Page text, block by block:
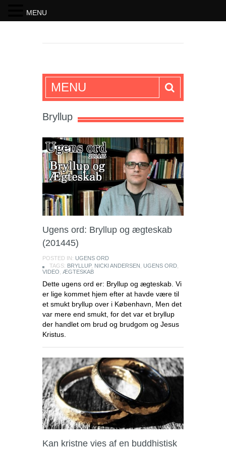
SKRIFTEN
MENU
Bryllup
Ugens ord: Bryllup og ægteskab
(201445)
POSTED IN: UGENS ORD
TAGS: BRYLLUP, NICKI ANDERSEN UGENS ORD
VIDEO ÆGTESKAB
Dette ugens ord er: Bryllup og ægteskab. Vi
er lige kommet hjem efter at havde være til
et smukt bryllup over i København, Men det
var mere end smukt, for det var et bryllup
der handlet om brud og brudgom og Jesus
Kristus.
Kan kristne vies af en buddhistisk
MENU